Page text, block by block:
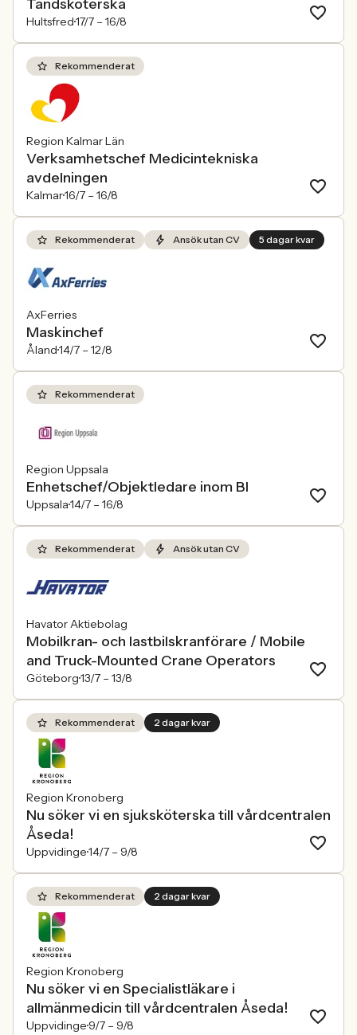
Tandsköterska
Hultsfred17/7 – 16/8
Rekommenderat
Region Kalmar Län
Verksamhetschef Medicintekniska
avdelningen
Kalmar16/7 – 16/8
Rekommenderat Ansök utan CV 5 dagar kvar
AxFerries
Maskinchef
Åland14/7 – 12/8
Rekommenderat
Region Uppsala
Enhetschef/Objektledare inom BI
Uppsala14/7 – 16/8
Rekommenderat Ansök utan CV
Havator Aktiebolag
Mobilkran- och lastbilskranförare / Mobile
and Truck-Mounted Crane Operators
Göteborg13/7 – 13/8
Rekommenderat 2 dagar kvar
Region Kronoberg
Nu söker vi en sjuksköterska till vårdcentralen
Åseda!
Uppvidinge14/7 – 9/8
Rekommenderat 2 dagar kvar
Region Kronoberg
Nu söker vi en Specialistläkare i
allmänmedicin till vårdcentralen Åseda!
Uppvidinge 9/7 – 9/8